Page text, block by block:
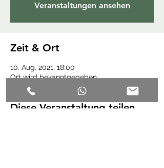
Veranstaltungen ansehen
Zeit & Ort
10. Aug. 2021, 18:00
Ort wird bekanntgegeben
Diese Veranstaltung teilen